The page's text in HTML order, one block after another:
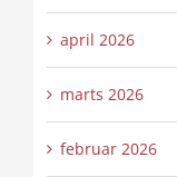
april 2026
marts 2026
februar 2026